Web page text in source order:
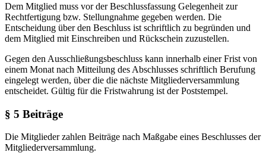
Dem Mitglied muss vor der Beschlussfassung Gelegenheit zur
Rechtfertigung bzw. Stellungnahme gegeben werden. Die
Entscheidung über den Beschluss ist schriftlich zu begründen und
dem Mitglied mit Einschreiben und Rückschein zuzustellen.
Gegen den Ausschließungsbeschluss kann innerhalb einer Frist von
einem Monat nach Mitteilung des Abschlusses schriftlich Berufung
eingelegt werden, über die die nächste Mitgliederversammlung
entscheidet. Gültig für die Fristwahrung ist der Poststempel.
§ 5 Beiträge
Die Mitglieder zahlen Beiträge nach Maßgabe eines Beschlusses der
Mitgliederversammlung.